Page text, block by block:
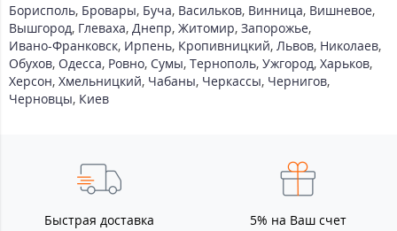
Борисполь, Бровары, Буча, Васильков, Винница, Вишневое,
Вышгород, Глеваха, Днепр, Житомир, Запорожье,
Ивано-Франковск, Ирпень, Кропивницкий, Львов, Николаев,
Обухов, Одесса, Ровно, Сумы, Тернополь, Ужгород, Харьков,
Херсон, Хмельницкий, Чабаны, Черкассы, Чернигов,
Черновцы, Киев
Быстрая доставка 5% на Ваш счет